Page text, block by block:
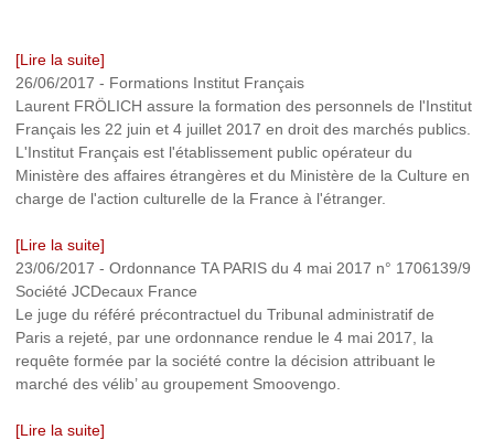
[Lire la suite]
26/06/2017 - Formations Institut Français
Laurent FRÖLICH assure la formation des personnels de l'Institut
Français les 22 juin et 4 juillet 2017 en droit des marchés publics.
L'Institut Français est l'établissement public opérateur du
Ministère des affaires étrangères et du Ministère de la Culture en
charge de l'action culturelle de la France à l'étranger.
[Lire la suite]
23/06/2017 - Ordonnance TA PARIS du 4 mai 2017 n° 1706139/9
Société JCDecaux France
Le juge du référé précontractuel du Tribunal administratif de
Paris a rejeté, par une ordonnance rendue le 4 mai 2017, la
requête formée par la société contre la décision attribuant le
marché des vélib’ au groupement Smoovengo.
[Lire la suite]